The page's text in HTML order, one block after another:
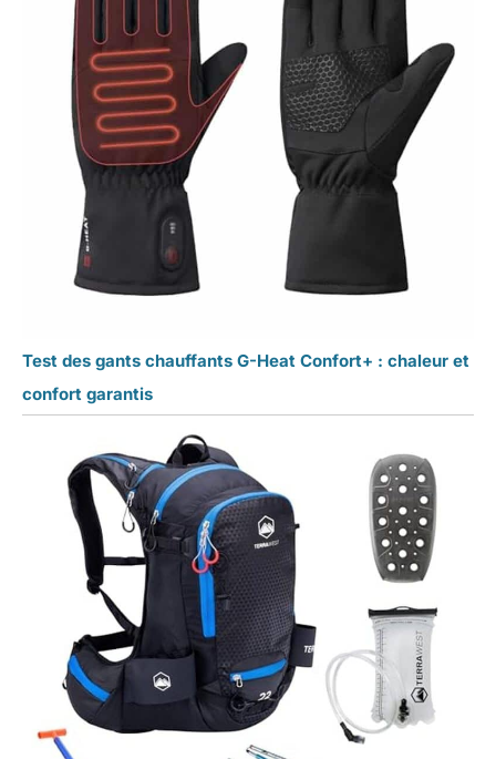
Test des gants chauffants G-Heat Confort+ : chaleur et
confort garantis